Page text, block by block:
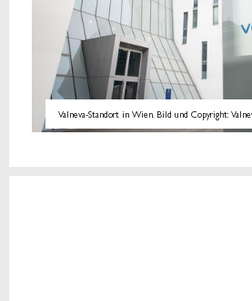
Valneva-Standort in Wien. Bild und Copyright: